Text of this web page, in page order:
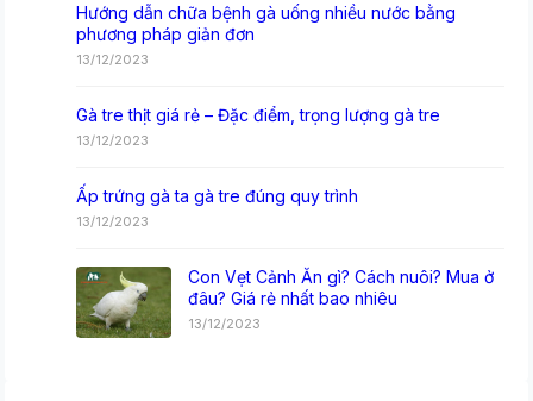
Hướng dẫn chữa bệnh gà uống nhiều nước bằng
phương pháp giản đơn
13/12/2023
Gà tre thịt giá rẻ – Đặc điểm, trọng lượng gà tre
13/12/2023
Ấp trứng gà ta gà tre đúng quy trình
13/12/2023
Con Vẹt Cảnh Ăn gì? Cách nuôi? Mua ở
đâu? Giá rẻ nhất bao nhiêu
13/12/2023